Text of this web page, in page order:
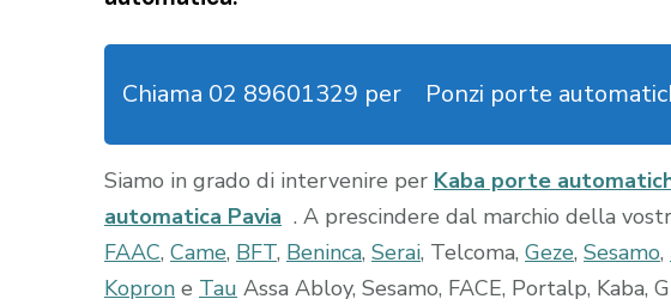
Chiama 02 89601329 per Ponzi porte
Siamo in grado di intervenire per Kaba porte
automatica Pavia . A prescindere dal marchio della
FAAC, Came, BFT, Beninca, Serai, Telcoma, Geze, Sesamo,
Kopron e Tau Assa Abloy, Sesamo, FACE, Portalp, Kaba,